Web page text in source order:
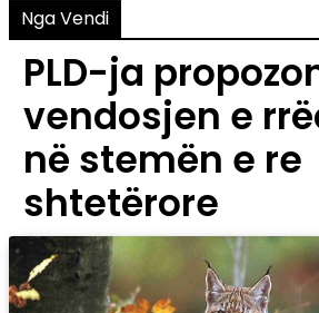
Nga Vendi
PLD-ja
vendosjen e
në stemën e re
shtetërore